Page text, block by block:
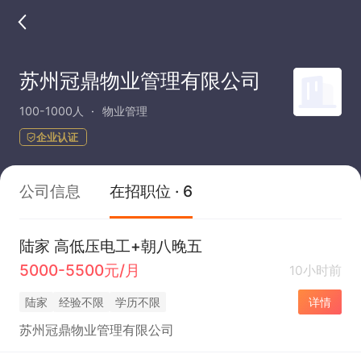
苏州冠鼎物业管理有限公司
100-1000人 物业管理
企业认证
公司信息 在招职位 · 6
陆家 高低压电工+朝八晚五
5000-5500元/月
10小时前
陆家 经验不限 学历不限 详情
苏州冠鼎物业管理有限公司